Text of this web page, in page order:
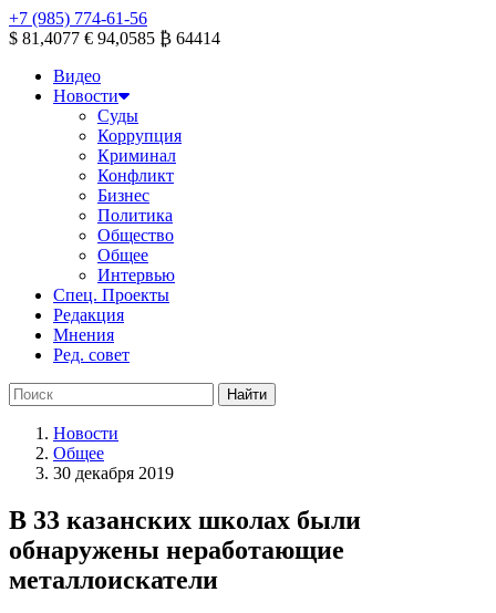
+7 (985) 774-61-56
$ 81,4077 € 94,0585 ₿ 64414
Видео
Новости
Суды
Коррупция
Криминал
Конфликт
Бизнес
Политика
Общество
Общее
Интервью
Спец. Проекты
Редакция
Мнения
Ред. совет
Новости
Общее
30 декабря 2019
В 33 казанских школах были
обнаружены неработающие
металлоискатели